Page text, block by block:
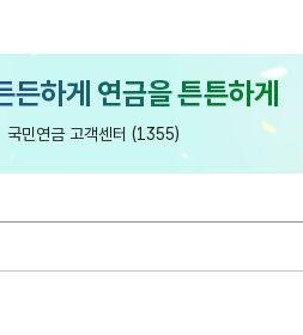
담
국민연금 고객센터 (1355)